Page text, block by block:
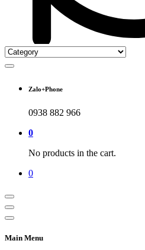
Zalo+Phone
0938 882 966
0
No products in the cart.
0
Main Menu